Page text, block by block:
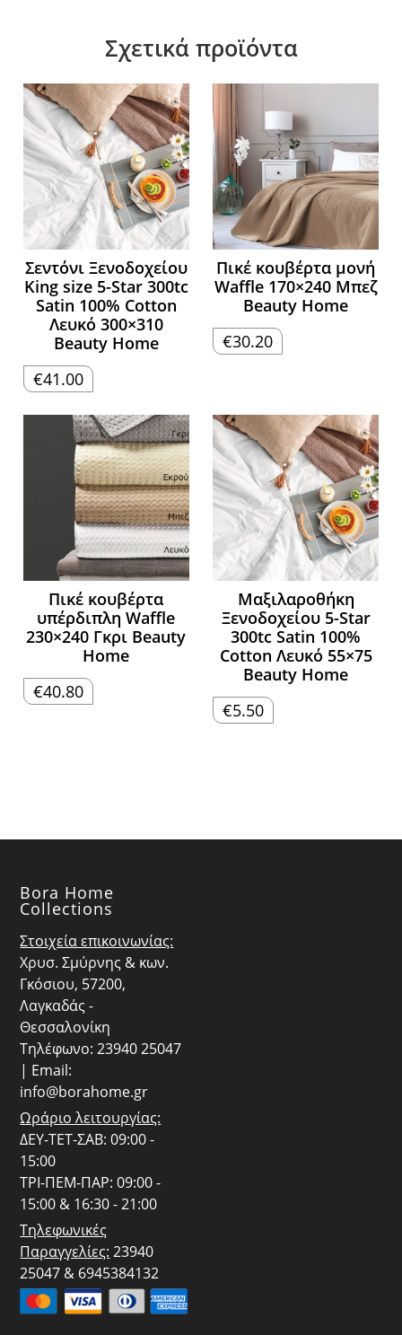
Σχετικά προϊόντα
Σεντόνι Ξενοδοχείου
King size 5-Star 300tc
Satin 100% Cotton
Λευκό 300×310
Beauty Home
€41.00
Πικέ κουβέρτα μονή
Waffle 170×240 Μπεζ
Beauty Home
€30.20
Πικέ κουβέρτα
υπέρδιπλη Waffle
230×240 Γκρι Beauty
Home
€40.80
Μαξιλαροθήκη
Ξενοδοχείου 5-Star
300tc Satin 100%
Cotton Λευκό 55×75
Beauty Home
€5.50
Bora Home
Collections
Στοιχεία επικοινωνίας:
Χρυσ. Σμύρνης & κων.
Γκόσιου, 57200,
Λαγκαδάς -
Θεσσαλονίκη
Τηλέφωνο: 23940 25047
| Email:
info@borahome.gr
Ωράριο λειτουργίας:
ΔΕΥ-ΤΕΤ-ΣΑΒ: 09:00 -
15:00
ΤΡΙ-ΠΕΜ-ΠΑΡ: 09:00 -
15:00 & 16:30 - 21:00
Τηλεφωνικές
Παραγγελίες: 23940
25047 & 6945384132